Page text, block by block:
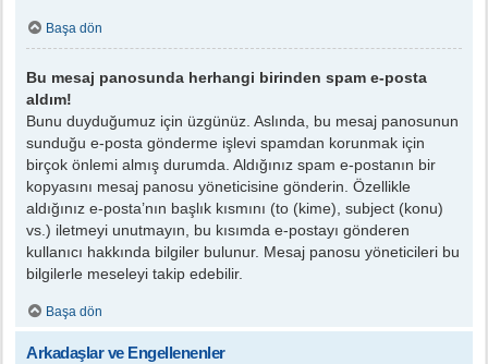
Başa dön
Bu mesaj panosunda herhangi birinden spam e-posta
aldım!
Bunu duyduğumuz için üzgünüz. Aslında, bu mesaj panosunun
sunduğu e-posta gönderme işlevi spamdan korunmak için
birçok önlemi almış durumda. Aldığınız spam e-postanın bir
kopyasını mesaj panosu yöneticisine gönderin. Özellikle
aldığınız e-posta’nın başlık kısmını (to (kime), subject (konu)
vs.) iletmeyi unutmayın, bu kısımda e-postayı gönderen
kullanıcı hakkında bilgiler bulunur. Mesaj panosu yöneticileri bu
bilgilerle meseleyi takip edebilir.
Başa dön
Arkadaşlar ve Engellenenler